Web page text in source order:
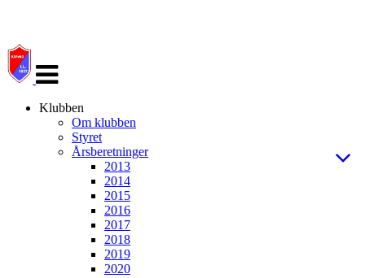
navigasjon
Klubben
Om klubben
Styret
Årsberetninger
2013
2014
2015
2016
2017
2018
2019
2020